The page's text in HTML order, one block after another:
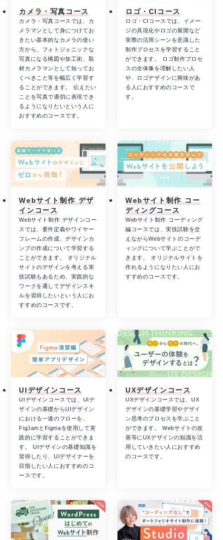
カメラ・写真コース
カメラ・写真コースでは、カ
メラマンとして身につけてお
きたい基本的なカメラの使い
方から、フォトジェニックな
写真になる構図や加工術、取
材カメラマンとして知ってお
くべきこと等を幅広く学習す
ることができます。 伝えたい
ことを写真で適切に表現でき
るようになりたいという人に
おすすめのコースです。
ロゴ・CIコース
ロゴ・CIコースでは、イメー
ジの具現化やロゴの展開など
実際の活用シーンを意識した
制作プロセスを学習すること
ができます。 ロゴ制作プロセ
スの全体像を理解したい人
や、ロゴデザインに興味があ
る人におすすめのコースで
す。
Webサイト制作 デザ
インコース
Webサイト制作 デザインコー
スでは、要件定義やワイヤー
フレームの作成、デザインカ
ンプの作成について学習する
ことができます。 オリジナル
サイトのデザインを考える実
技試験もあるため、実践的な
ワークを通してデザインスキ
ルを習得したいという人にお
すすめのコースです。
Webサイト制作 コー
ディングコース
Webサイト制作 コーディング
編コースでは、実技試験を交
えながらWebサイトのコーデ
ィングについて学ぶことがで
きます。 オリジナルサイトを
作れるようになりたい人にお
すすめのコースです。
UIデザインコース
UIデザインコースでは、UIデ
ザインの基礎からUIデザイン
における一連のフローを、
FigJamとFigmaを使用して実
践的に学習することができま
す。 UIデザインの基礎知識を
習得したり、UIデザイナーを
目指したい人におすすめのコ
ースです。
UXデザインコース
UXデザインコースでは、UX
デザインの基礎学習やデザイ
ン思考のプロセスを学ぶこと
ができます。 Webサイトの改
善等にUXデザインの知識を活
用していきたい人におすすめ
のコースです。